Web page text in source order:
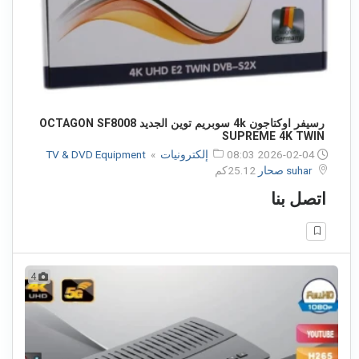
رسيفر اوكتاجون 4k سوبريم توين الجديد OCTAGON SF8008
SUPREME 4K TWIN
إلكترونيات »
TV & DVD Equipment
suhar صحار
25.12كم
اتصل بنا